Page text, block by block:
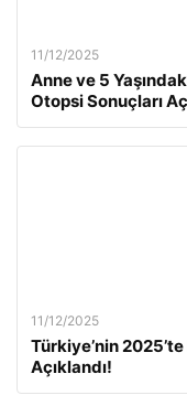
11/12/2025
Anne ve 5
Otopsi Sonuçları
11/12/2025
Türkiye’nin
Açıklandı!